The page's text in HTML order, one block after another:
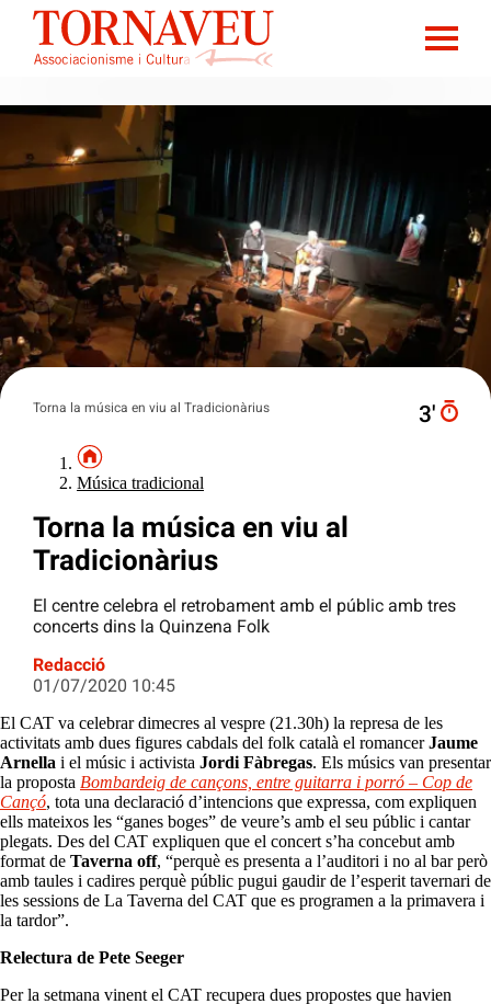
Torna la música en viu al Tradicionàrius 3′
Música tradicional
Torna la música en viu al
Tradicionàrius
El centre celebra el retrobament amb el públic amb tres
concerts dins la Quinzena Folk
Redacció
01/07/2020 10:45
El CAT va celebrar dimecres al vespre (21.30h) la represa de les
activitats amb dues figures cabdals del folk català el romancerJaume
Arnella i el músic i activista Jordi Fàbregas. Els músics van presentar
la proposta Bombardeig de cançons, entre guitarra i porró – Cop de
Cançó, tota una declaració d’intencions que expressa, com expliquen
ells mateixos les “ganes boges” de veure’s amb el seu públic i cantar
plegats. Des del CAT expliquen que el concert s’ha concebut amb
format de Taverna off, “perquè es presenta a l’auditori i no al bar però
amb taules i cadires perquè públic pugui gaudir de l’esperit tavernari de
les sessions de La Taverna del CAT que es programen a la primavera i
la tardor”.
Relectura de Pete Seeger
Per la setmana vinent el CAT recupera dues propostes que havien